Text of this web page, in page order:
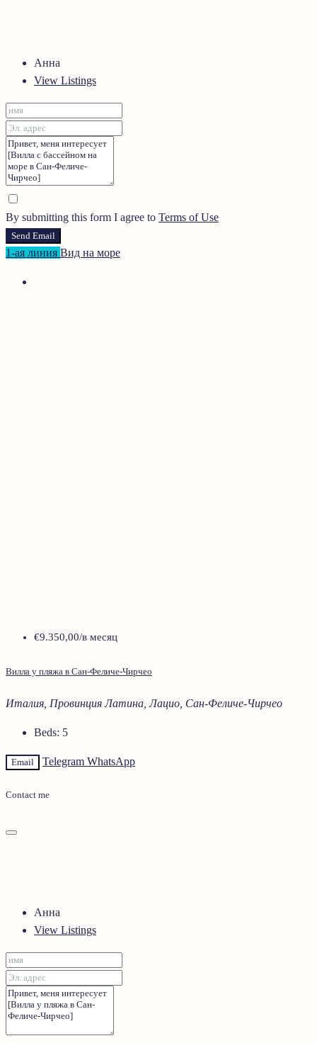
Анна
View Listings
By submitting this form I agree to Terms of Use
Send Email
1-ая линия Вид на море
€9.350,00/в месяц
Вилла у пляжа в Сан-Феличе-Чирчео
Италия, Провинция Латина, Лацио, Сан-Феличе-Чирчео
Beds: 5
Email Telegram WhatsApp
Contact me
Анна
View Listings